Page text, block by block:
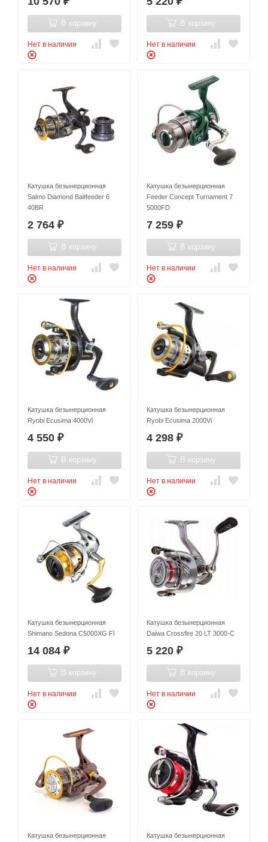
В корзину
Нет в наличии
В корзину
Нет в наличии
Катушка безынерционная
Salmo Diamond Baitfeeder 6
40BR
2 764 ₽
В корзину
Нет в наличии
Катушка безынерционная
Feeder Concept Turnament 7
5000FD
7 259 ₽
В корзину
Нет в наличии
Катушка безынерционная
Ryobi Ecusima 4000Vi
4 550 ₽
В корзину
Нет в наличии
Катушка безынерционная
Ryobi Ecusima 2000Vi
4 298 ₽
В корзину
Нет в наличии
Катушка безынерционная
Shimano Sedona C5000XG FI
14 084 ₽
В корзину
Нет в наличии
Катушка безынерционная
Daiwa Crossfire 20 LT 3000-С
5 220 ₽
В корзину
Нет в наличии
Катушка безынерционная
Катушка безынерционная